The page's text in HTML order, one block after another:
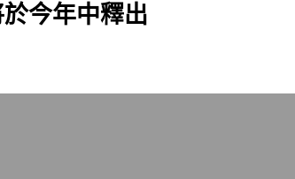
今年中釋出